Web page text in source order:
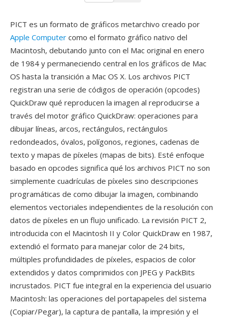
PICT es un formato de gráficos metarchivo creado por
Apple Computer como el formato gráfico nativo del
Macintosh, debutando junto con el Mac original en enero
de 1984 y permaneciendo central en los gráficos de Mac
OS hasta la transición a Mac OS X. Los archivos PICT
registran una serie de códigos de operación (opcodes)
QuickDraw qué reproducen la imagen al reproducirse a
través del motor gráfico QuickDraw: operaciones para
dibujar líneas, arcos, rectángulos, rectángulos
redondeados, óvalos, polígonos, regiones, cadenas de
texto y mapas de píxeles (mapas de bits). Esté enfoque
basado en opcodes significa qué los archivos PICT no son
simplemente cuadrículas de píxeles sino descripciones
programáticas de como dibujar la imagen, combinando
elementos vectoriales independientes de la resolución con
datos de píxeles en un flujo unificado. La revisión PICT 2,
introducida con el Macintosh II y Color QuickDraw en 1987,
extendió el formato para manejar color de 24 bits,
múltiples profundidades de píxeles, espacios de color
extendidos y datos comprimidos con JPEG y PackBits
incrustados. PICT fue integral en la experiencia del usuario
Macintosh: las operaciones del portapapeles del sistema
(Copiar/Pegar), la captura de pantalla, la impresión y el